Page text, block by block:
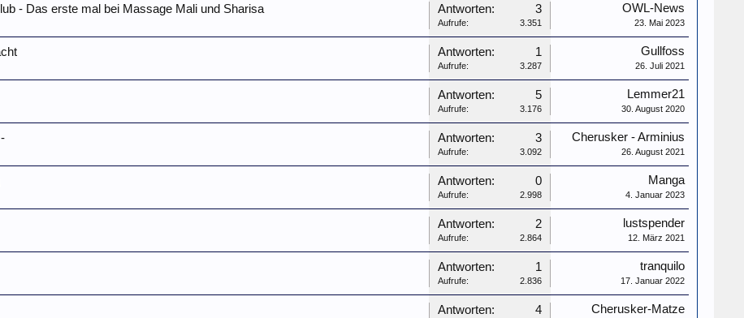
- Das erste mal bei Massage Mali und Sharisa Antworten: 3
Aufrufe: 3.351
OWL-News
23. Mai 2023
Antworten: 1
Aufrufe: 3.287
Gullfoss
26. Juli 2021
Antworten: 5
Aufrufe: 3.176
Lemmer21
30. August 2020
Antworten: 3
Aufrufe: 3.092
Cherusker - Arminius
26. August 2021
Antworten: 0
Aufrufe: 2.998
Manga
4. Januar 2023
Antworten: 2
Aufrufe: 2.864
lustspender
12. März 2021
Antworten: 1
Aufrufe: 2.836
tranquilo
17. Januar 2022
Antworten: 4 Cherusker-Matze